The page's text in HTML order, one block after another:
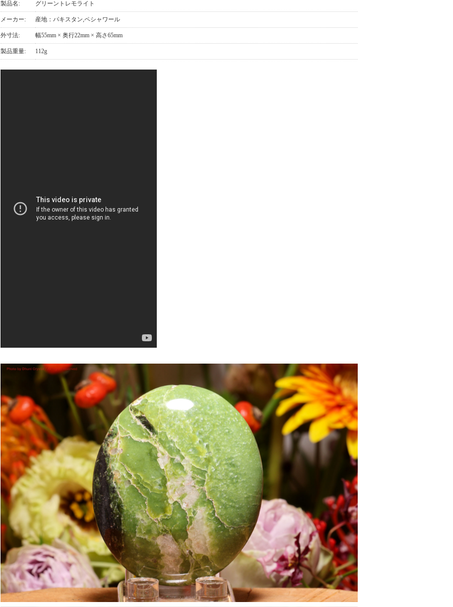
製品名: グリーントレモライト
メーカー: 産地：パキスタン,ペシャワール
外寸法: 幅55mm × 奥行22mm × 高さ65mm
製品重量: 112g